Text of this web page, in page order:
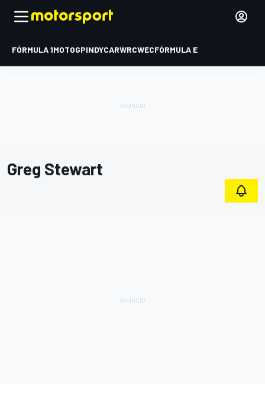
FÓRMULA 1MOTOGPINDYCARWRCWECFÓRMULA E
Greg Stewart